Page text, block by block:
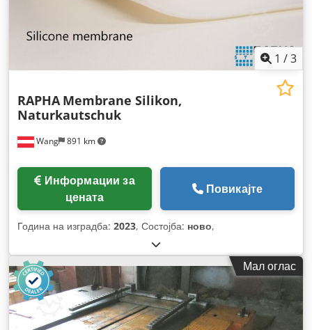
1 /3
Wang 891 km
RAPHA Membrane Silikon,
Naturkautschuk
цената
Повикајте
Година на изградба: 2023, Состојба: ново,
Мал оглас